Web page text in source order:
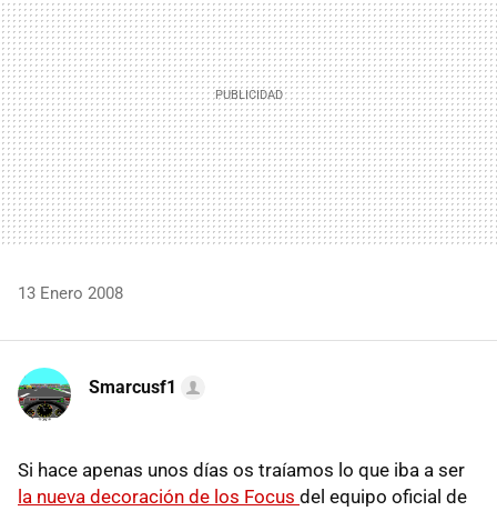
13 Enero 2008
Smarcusf1
Si hace apenas unos días os traíamos lo que iba a ser
la nueva decoración de los Focus del equipo oficial de